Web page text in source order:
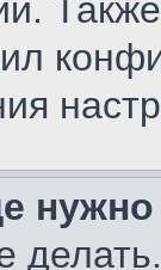
нужно